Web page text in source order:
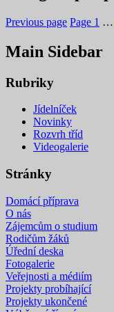
Previous page Page 1 …
Main Sidebar
Rubriky
Jídelníček
Novinky
Rozvrh tříd
Videogalerie
Stránky
Domácí příprava
O nás
Zájemcům o studium
Rodičům žáků
Úřední deska
Fotogalerie
Veřejnosti a médiím
Projekty probíhající
Projekty ukončené